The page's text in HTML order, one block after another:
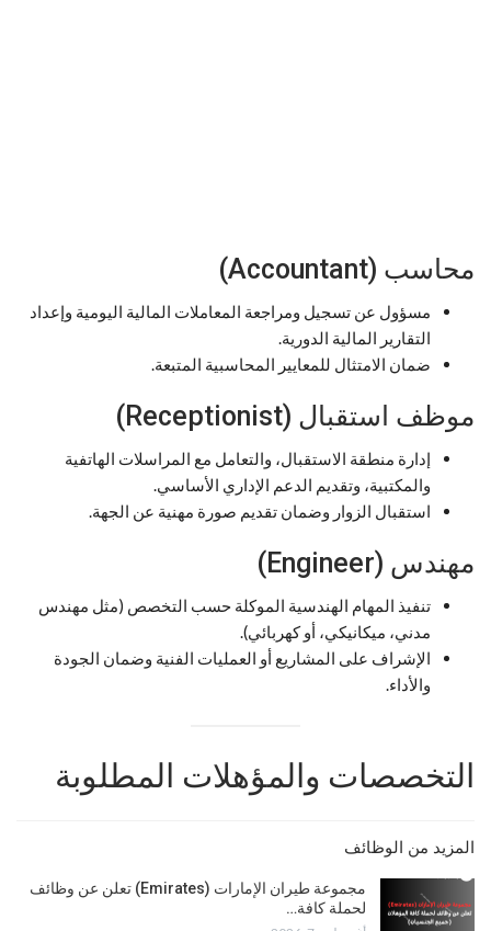
محاسب (Accountant)
مسؤول عن تسجيل ومراجعة المعاملات المالية اليومية وإعداد
التقارير المالية الدورية.
ضمان الامتثال للمعايير المحاسبية المتبعة.
موظف استقبال (Receptionist)
إدارة منطقة الاستقبال، والتعامل مع المراسلات الهاتفية
والمكتبية، وتقديم الدعم الإداري الأساسي.
استقبال الزوار وضمان تقديم صورة مهنية عن الجهة.
مهندس (Engineer)
تنفيذ المهام الهندسية الموكلة حسب التخصص (مثل مهندس
مدني، ميكانيكي، أو كهربائي).
الإشراف على المشاريع أو العمليات الفنية وضمان الجودة
والأداء.
التخصصات والمؤهلات المطلوبة
المزيد من الوظائف
مجموعة طيران الإمارات (Emirates) تعلن عن وظائف
لحملة كافة…